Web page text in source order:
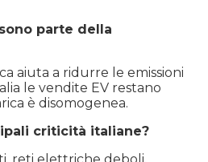
parte della
aiuta a ridurre le emissioni
le vendite EV restano
è disomogenea.
criticità italiane?